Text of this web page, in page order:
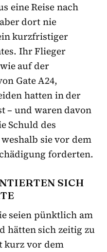
eine Reise nach
dort nie
kurzfristiger
Ihr Flieger
auf der
Gate A24,
hatten in der
– und waren davon
Schuld des
sie vor dem
forderten.
SICH
seien pünktlich am
hätten sich zeitig zu
kurz vor dem